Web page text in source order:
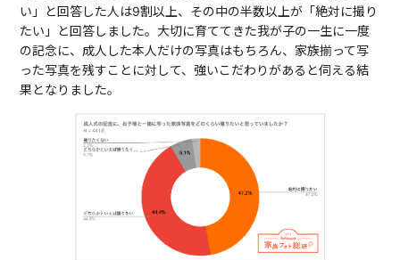
い」と回答した人は9割以上、その中の半数以上が「絶対に撮り
たい」と回答しました。大切に育ててきた我が子の一生に一度
の記念に、成人した本人だけの写真はもちろん、家族揃って写
った写真を残すことに対して、強いこだわりがあると伺える結
果となりました。